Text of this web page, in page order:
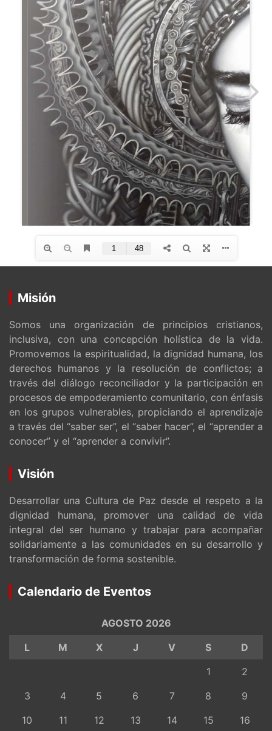
Misión
Somos una organización de principios cristianos,
inclusiva, con una concepción holística de la vida.
Promovemos la espiritualidad, la dignidad humana, los
derechos humanos y la resolución de conflictos; a
través del diálogo reconciliador y la participación en
procesos de empoderamiento comunitario, con énfasis
en los grupos vulnerables, propiciando el aprendizaje
a través del “saber ser”, el “saber hacer”, el “aprender a
conocer” y el “aprender a convivir”.
Visión
Desarrollar una Cultura de Paz desde el respeto a la
dignidad humana, promover una calidad de vida
integral del ser humano y trabajar para acompañar
solidariamente a las comunidades en su desarrollo y
transformación de forma sostenible.
Calendario de Eventos
AGOSTO 2026
L
M X J V S
D
1
2
3
4 5 6 7 8
9
10
11 12 13 14 15
16